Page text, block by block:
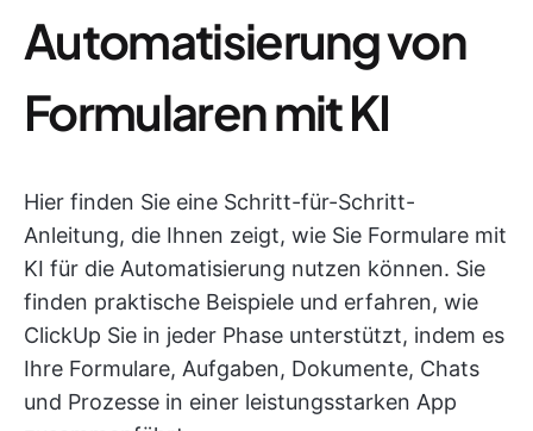
Automatisierung von
Formularen mit KI
Hier finden Sie eine Schritt-für-Schritt-
Anleitung, die Ihnen zeigt, wie Sie Formulare mit
KI für die Automatisierung nutzen können. Sie
finden praktische Beispiele und erfahren, wie
ClickUp Sie in jeder Phase unterstützt, indem es
Ihre Formulare, Aufgaben, Dokumente, Chats
und Prozesse in einer leistungsstarken App